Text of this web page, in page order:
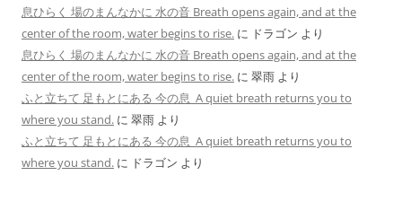
息ひらく 場のまんなかに 水の音 Breath opens again, and at the
center of the room, water begins to rise. に ドラゴン より
息ひらく 場のまんなかに 水の音 Breath opens again, and at the
center of the room, water begins to rise. に 翠雨 より
ふと立ちて 足もとにある 今の息 A quiet breath returns you to
where you stand. に 翠雨 より
ふと立ちて 足もとにある 今の息 A quiet breath returns you to
where you stand. に ドラゴン より